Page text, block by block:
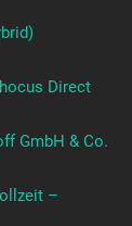
Direct
GmbH & Co.
–